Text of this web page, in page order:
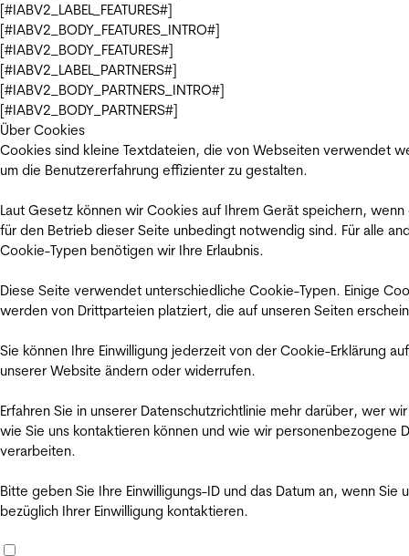
[#IABV2_LABEL_FEATURES#]
[#IABV2_BODY_FEATURES_INTRO#]
[#IABV2_BODY_FEATURES#]
[#IABV2_LABEL_PARTNERS#]
[#IABV2_BODY_PARTNERS_INTRO#]
[#IABV2_BODY_PARTNERS#]
Über Cookies
Cookies sind kleine Textdateien, die von Webseiten verwendet
um die Benutzererfahrung effizienter zu gestalten.
Laut Gesetz können wir Cookies auf Ihrem Gerät speichern, wenn
für den Betrieb dieser Seite unbedingt notwendig sind. Für alle
Cookie-Typen benötigen wir Ihre Erlaubnis.
Diese Seite verwendet unterschiedliche Cookie-Typen. Einige
werden von Drittparteien platziert, die auf unseren Seiten
Sie können Ihre Einwilligung jederzeit von der Cookie-Erklärung auf
unserer Website ändern oder widerrufen.
Erfahren Sie in unserer Datenschutzrichtlinie mehr darüber, wer
wie Sie uns kontaktieren können und wie wir personenbezogene
verarbeiten.
Bitte geben Sie Ihre Einwilligungs-ID und das Datum an, wenn Sie
bezüglich Ihrer Einwilligung kontaktieren.